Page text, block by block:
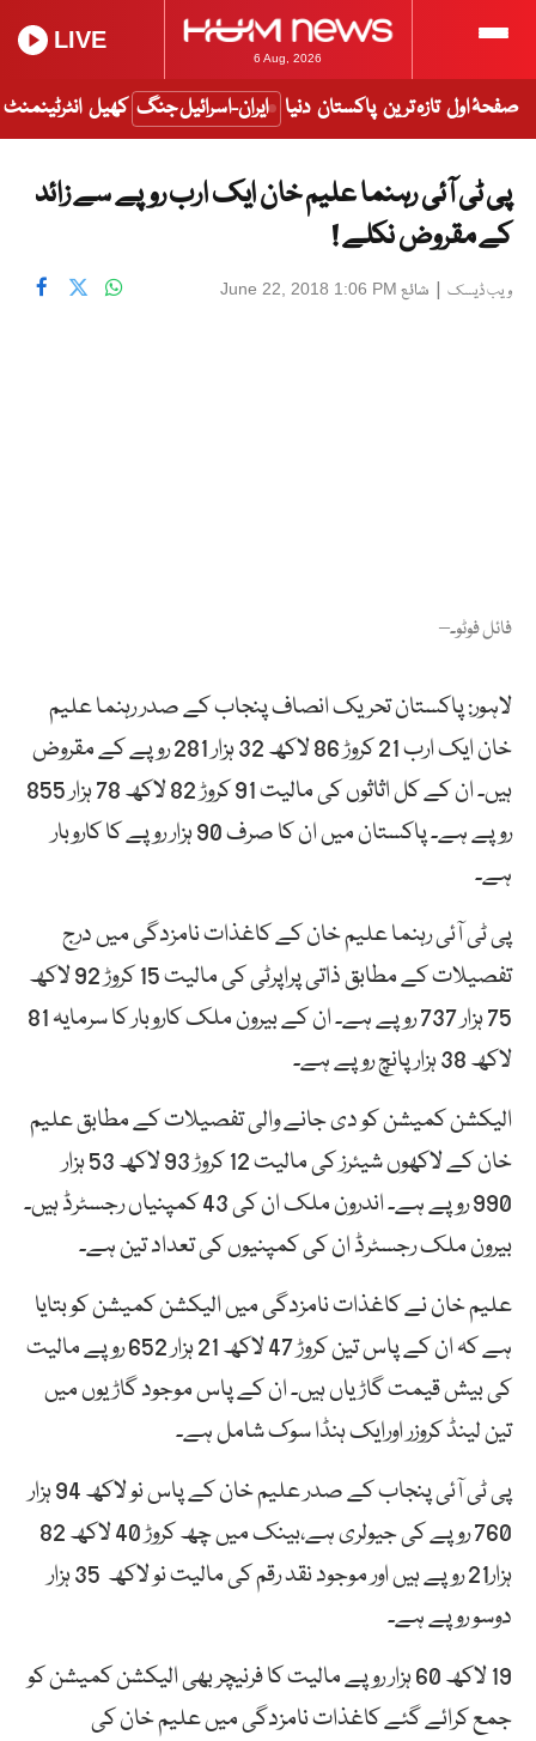
6 Aug, 2026
LIVE
صفحۂ اول تازہ ترین پاکستان دنیا ایران-اسرائیل جنگ کھیل انٹرٹینمنٹ
پی ٹی آئی رہنما علیم خان ایک ارب روپے سے زائد
کے مقروض نکلے !
ویب ڈیسک | شائع June 22, 2018 1:06 PM
فائل فوٹو۔–
لاہور: پاکستان تحریک انصاف پنجاب کے صدر رہنما علیم
خان ایک ارب 21 کروڑ 86 لاکھ 32 ہزار 281 روپے کے مقروض
ہیں۔ ان کے کل اثاثوں کی مالیت 91 کروڑ 82 لاکھ 78 ہزار 855
روپے ہے۔ پاکستان میں ان کا صرف 90 ہزار روپے کا کاروبار
ہے۔
پی ٹی آئی رہنما علیم خان کے کاغذات نامزدگی میں درج
تفصیلات کے مطابق ذاتی پراپرٹی کی مالیت 15 کروڑ 92 لاکھ
75 ہزار 737 روپے ہے۔ ان کے بیرون ملک کاروبار کا سرمایہ 81
لاکھ 38 ہزارپانچ روپے ہے۔
الیکشن کمیشن کو دی جانے والی تفصیلات کے مطابق علیم
خان کے لاکھوں شیئرز کی مالیت 12 کروڑ 93 لاکھ 53 ہزار
990 روپے ہے۔ اندرون ملک ان کی 43 کمپنیاں رجسٹرڈ ہیں۔
بیرون ملک رجسٹرڈ ان کی کمپنیوں کی تعداد تین ہے۔
علیم خان نے کاغذات نامزدگی میں الیکشن کمیشن کو بتایا
ہے کہ ان کے پاس تین کروڑ 47 لاکھ 21 ہزار 652 روپے مالیت
کی بیش قیمت گاڑیاں ہیں۔ ان کے پاس موجود گاڑیوں میں
تین لینڈ کروزر اورایک ہنڈا سوک شامل ہے۔
پی ٹی آئی پنجاب کے صدر علیم خان کے پاس نو لاکھ 94 ہزار
760 روپے کی جیولری ہے،بینک میں چھ کروڑ 40 لاکھ 82
ہزار21 روپے ہیں اور موجود نقد رقم کی مالیت نو لاکھ 35 ہزار
دوسو روپے ہے۔
19 لاکھ 60 ہزار روپے مالیت کا فرنیچر بھی الیکشن کمیشن کو
جمع کرائے گئے کاغذات نامزدگی میں علیم خان کی